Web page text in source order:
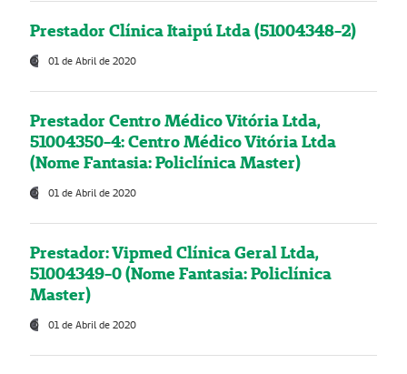
Prestador Clínica Itaipú Ltda (51004348-2)
01 de Abril de 2020
Prestador Centro Médico Vitória Ltda,
51004350-4: Centro Médico Vitória Ltda
(Nome Fantasia: Policlínica Master)
01 de Abril de 2020
Prestador: Vipmed Clínica Geral Ltda,
51004349-0 (Nome Fantasia: Policlínica
Master)
01 de Abril de 2020